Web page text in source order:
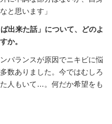
と思います」
出来た話」について、どのよ
か。
バランスが原因でニキビに悩
数ありました。今ではむしろ
人もいて…。何だか希望をも